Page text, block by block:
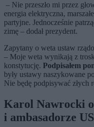
– Nie przeszło mi przez
energia elektryczna,
partyjne. Jednocześnie
zimę – dodał prezydent.
Zapytany o weta ustaw
– Moje weta wynikają z
konstytucję. Podpisałem
były ustawy naszykowane
Nie będę podpisywać złych
Karol Nawrocki
i ambasadorze